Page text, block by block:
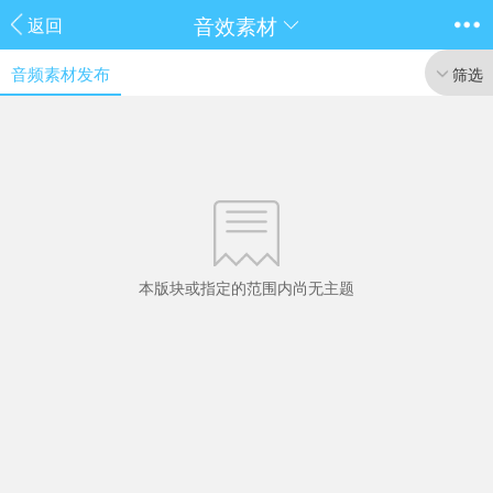
返回 音效素材
音频素材发布 筛选
本版块或指定的范围内尚无主题